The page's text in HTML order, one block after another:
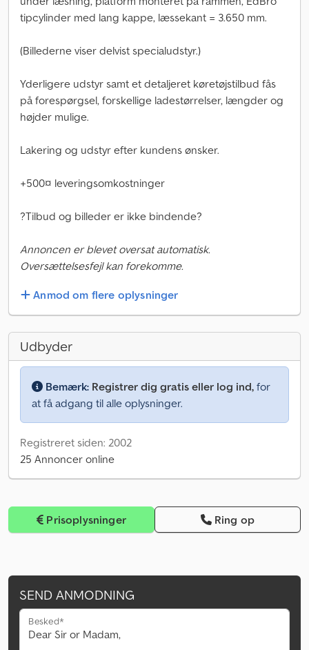
tipcylinder med lang kappe, læssekant = 3.650 mm.
(Billederne viser delvist specialudstyr.)
Yderligere udstyr samt et detaljeret køretøjstilbud fås
på forespørgsel, forskellige ladestørrelser, længder og
højder mulige.
Lakering og udstyr efter kundens ønsker.
+500¤ leveringsomkostninger
?Tilbud og billeder er ikke bindende?
Annoncen er blevet oversat automatisk.
Oversættelsesfejl kan forekomme.
Anmod om flere oplysninger
Udbyder
Bemærk: Registrer dig gratis eller log ind, for
at få adgang til alle oplysninger.
Registreret siden: 2002
25 Annoncer online
Prisoplysninger Ring op
SEND ANMODNING
Besked*